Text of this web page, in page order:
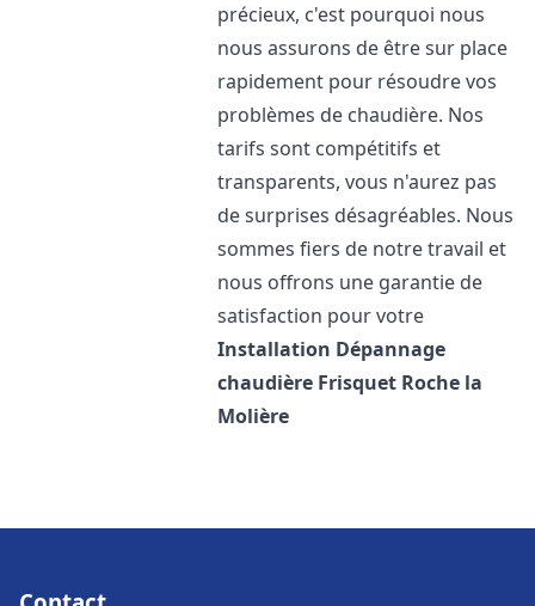
précieux, c'est pourquoi nous
nous assurons de être sur place
rapidement pour résoudre vos
problèmes de chaudière. Nos
tarifs sont compétitifs et
transparents, vous n'aurez pas
de surprises désagréables. Nous
sommes fiers de notre travail et
nous offrons une garantie de
satisfaction pour votre
Installation Dépannage
chaudière Frisquet Roche la
Molière